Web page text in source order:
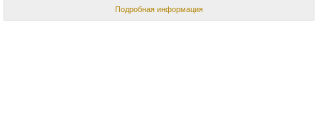
Подробная информация